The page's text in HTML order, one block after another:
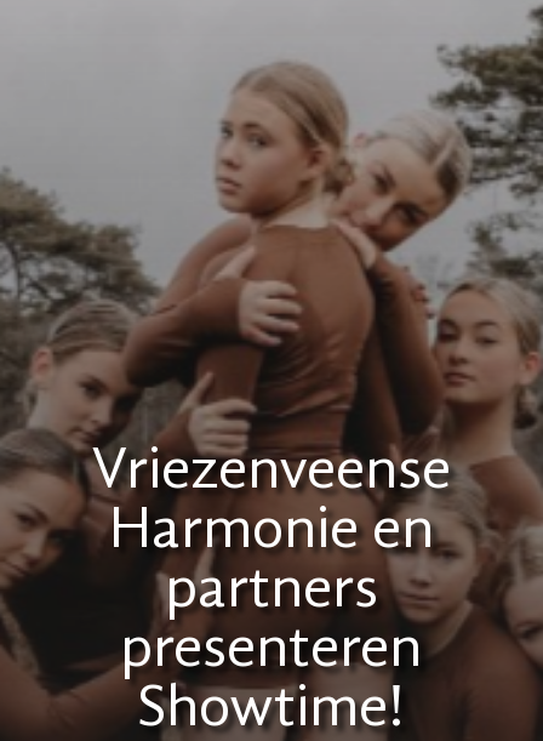
Vriezenveense
Harmonie en
partners
presenteren
Showtime!